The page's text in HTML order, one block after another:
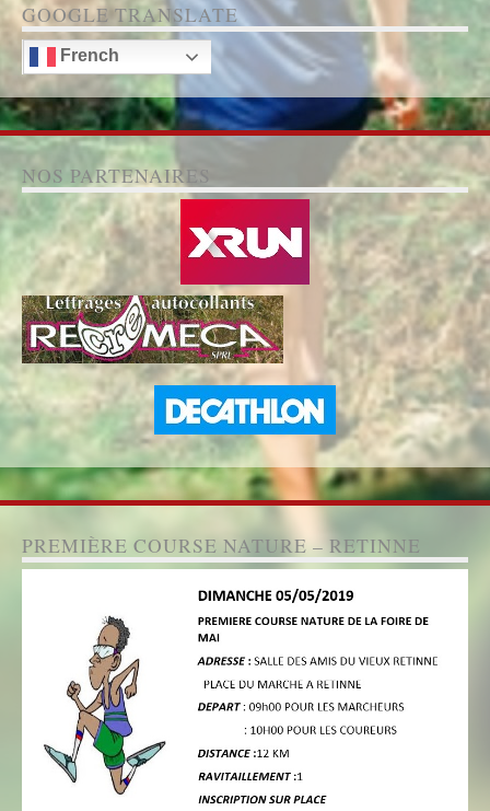
GOOGLE TRANSLATE
French
NOS PARTENAIRES
PREMIÈRE COURSE NATURE – RETINNE